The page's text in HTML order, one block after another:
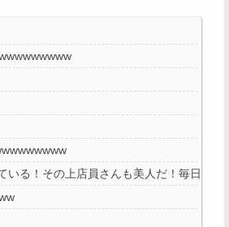
る！その上店員さんも美人だ！毎日行こ